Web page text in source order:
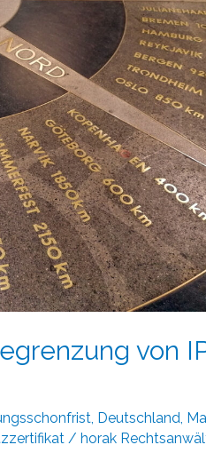
von
, Deutschland,
/ horak